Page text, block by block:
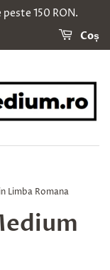
150 RON.
Coș
Limba Romana